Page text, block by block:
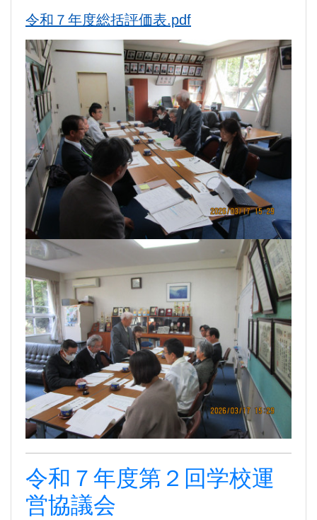
令和７年度総括評価表.pdf
令和７年度第２回学校運
営協議会